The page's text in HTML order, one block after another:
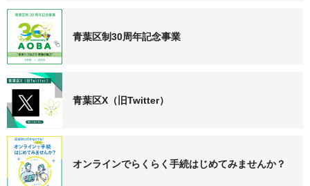
青葉区制30周年記念事業
青葉区X（旧Twitter）
オンラインでらくらく手続はじめてみませんか？